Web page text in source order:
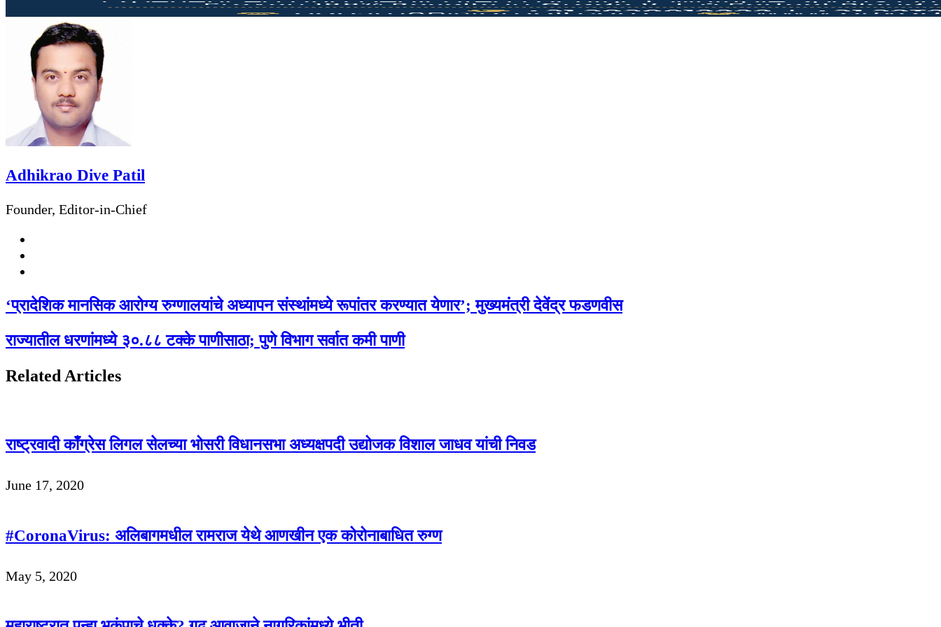
Adhikrao Dive Patil
Founder, Editor-in-Chief
‘प्रादेशिक मानसिक आरोग्य रुग्णालयांचे अध्यापन संस्थांमध्ये रूपांतर करण्यात येणार’; मुख्यमंत्री देवेंद्र फडणवीस
राज्यातील धरणांमध्ये ३०.८८ टक्के पाणीसाठा; पुणे विभाग सर्वात कमी पाणी
Related Articles
राष्ट्रवादी काँग्रेस लिगल सेलच्या भोसरी विधानसभा अध्यक्षपदी उद्योजक विशाल जाधव यांची निवड
June 17, 2020
#CoronaVirus: अलिबागमधील रामराज येथे आणखीन एक कोरोनाबाधित रुग्ण
May 5, 2020